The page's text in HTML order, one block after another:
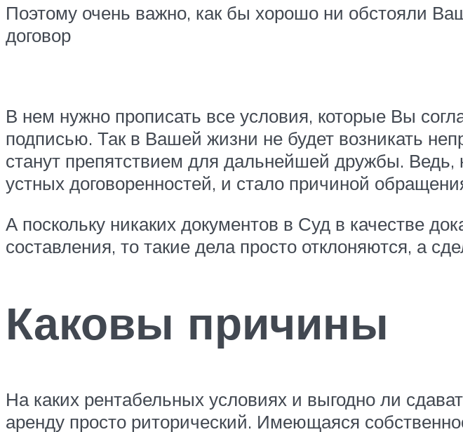
Поэтому очень важно, как бы хорошо ни обстояли
договор
В нем нужно прописать все условия, которые Вы
подписью. Так в Вашей жизни не будет возникать
станут препятствием для дальнейшей дружбы. Ведь,
устных договоренностей, и стало причиной
А поскольку никаких документов в Суд в качестве
составления, то такие дела просто отклоняются, а
Каковы причины
На каких рентабельных условиях и выгодно ли
аренду просто риторический. Имеющаяся